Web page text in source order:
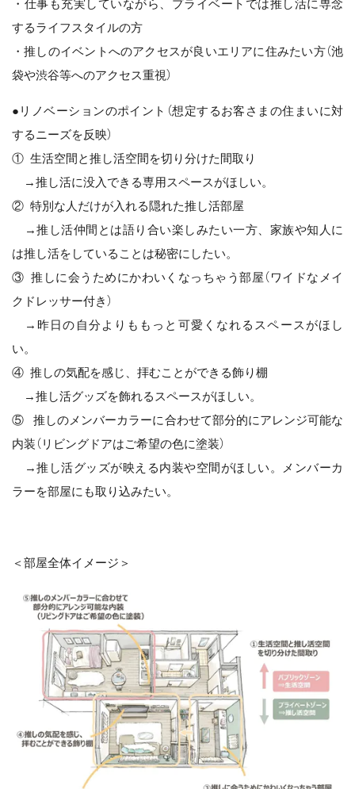
・仕事も充実していながら、プライベートでは推し活に専念
するライフスタイルの方
・推しのイベントへのアクセスが良いエリアに住みたい方（池
袋や渋谷等へのアクセス重視）
●リノベーションのポイント（想定するお客さまの住まいに対
するニーズを反映）
① 生活空間と推し活空間を切り分けた間取り
→推し活に没入できる専用スペースがほしい。
② 特別な人だけが入れる隠れた推し活部屋
→推し活仲間とは語り合い楽しみたい一方、家族や知人に
は推し活をしていることは秘密にしたい。
③ 推しに会うためにかわいくなっちゃう部屋（ワイドなメイ
クドレッサー付き）
→昨日の自分よりももっと可愛くなれるスペースがほし
い。
④ 推しの気配を感じ、拝むことができる飾り棚
→推し活グッズを飾れるスペースがほしい。
⑤ 推しのメンバーカラーに合わせて部分的にアレンジ可能な
内装（リビングドアはご希望の色に塗装）
→推し活グッズが映える内装や空間がほしい。メンバーカ
ラーを部屋にも取り込みたい。
＜部屋全体イメージ＞